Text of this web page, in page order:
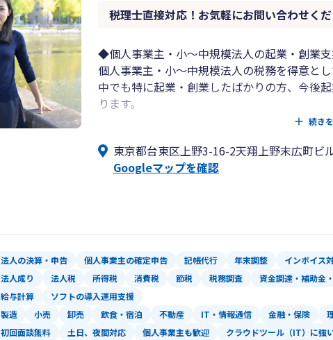
税理士直接対応！お気軽にお問い合わせくだ
◆個人事業主・小～中規模法人の起業・創業
個人事業主・小～中規模法人の税務を得意とし
中でも特に起業・創業したばかりの方、今後
ります。
創業前後はわからないことばかりで不安なこと
にサポートいたします。
当事務所は30代の若手税理士が代表をしてお
すべてのお客様を税理士本人が直接対応して
ん。
メール・電話・チャットツールを活用し、聞
い税理士事務所です。
クラウド会計の活用にも積極的に取り組んで
単なる税務顧問としてではなく、税務・会計
続き
東京都台東区上野3-16-2天翔上野末広町ビ
Googleマップを確認
法人の決算・申告 個人事業主の確定申告 記帳代行 年末調整 インボイス
法人成り
法人税 所得税 消費税 節税 税務調査 資金調達・補助金
給与計算
ソフトの導入運用支援
製造 小売 卸売 飲食・宿泊 不動産 IT・情報通信 金融・保険
初回面談無料 土日、夜間対応 個人事業主も歓迎 クラウドツール（IT）に強